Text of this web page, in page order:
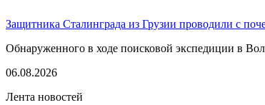
Защитника Сталинграда из Грузии проводили с
Обнаруженного в ходе поисковой экспедиции в
06.08.2026
Лента новостей